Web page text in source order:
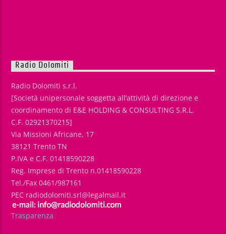
Radio Dolomiti
Radio Dolomiti s.r.l.
[Società unipersonale soggetta all’attività di direzione e
coordinamento di E&E HOLDING & CONSULTING S.R.L.
C.F. 02921370215]
Via Missioni Africane, 17
38121 Trento TN
P.IVA e C.F. 01418590228
Reg. Imprese di Trento n.01418590228
Tel./Fax 0461/987161
PEC radiodolomiti.srl@legalmail.it
Trasparenza